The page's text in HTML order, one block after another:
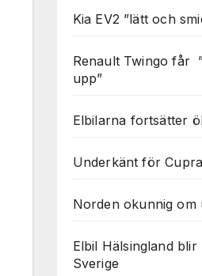
Kia EV2 ”lätt och
Renault Twingo får
upp”
Elbilarna fortsätter
Underkänt för
Norden okunnig om
Elbil Hälsingland blir
Sverige